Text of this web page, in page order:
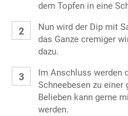
dem Topfen in eine
Nun wird der Dip mit
das Ganze cremiger
dazu.
Im Anschluss werden
Schneebesen zu
Belieben kann gerne
werden.